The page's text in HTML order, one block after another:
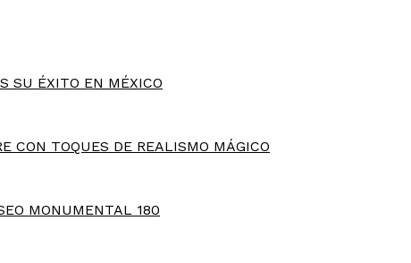
SU ÉXITO EN MÉXICO
CON TOQUES DE REALISMO MÁGICO
MONUMENTAL 180